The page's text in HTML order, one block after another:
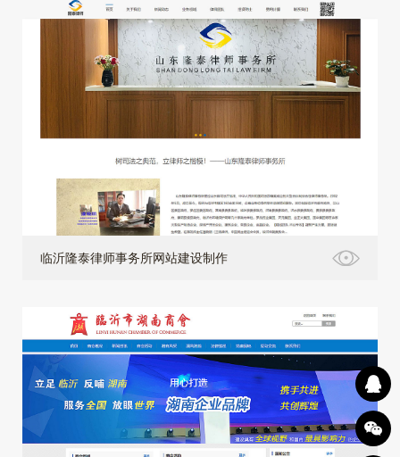
临沂隆泰律师事务所网站建设制作